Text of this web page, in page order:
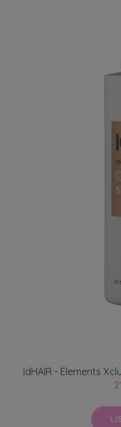
IdHAIR - Elements